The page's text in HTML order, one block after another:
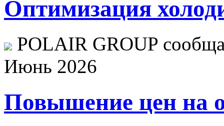
Оптимизация
POLAIR GROUP
Июнь 2026
Повышение цен на